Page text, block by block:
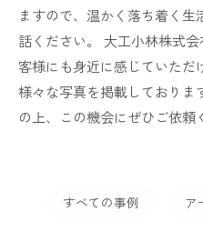
ますので、温かく落ち着く
話ください。 大工小林株式
客様にも身近に感じていただ
様々な写真を掲載しており
の上、この機会にぜひご依頼
すべての事例 ア